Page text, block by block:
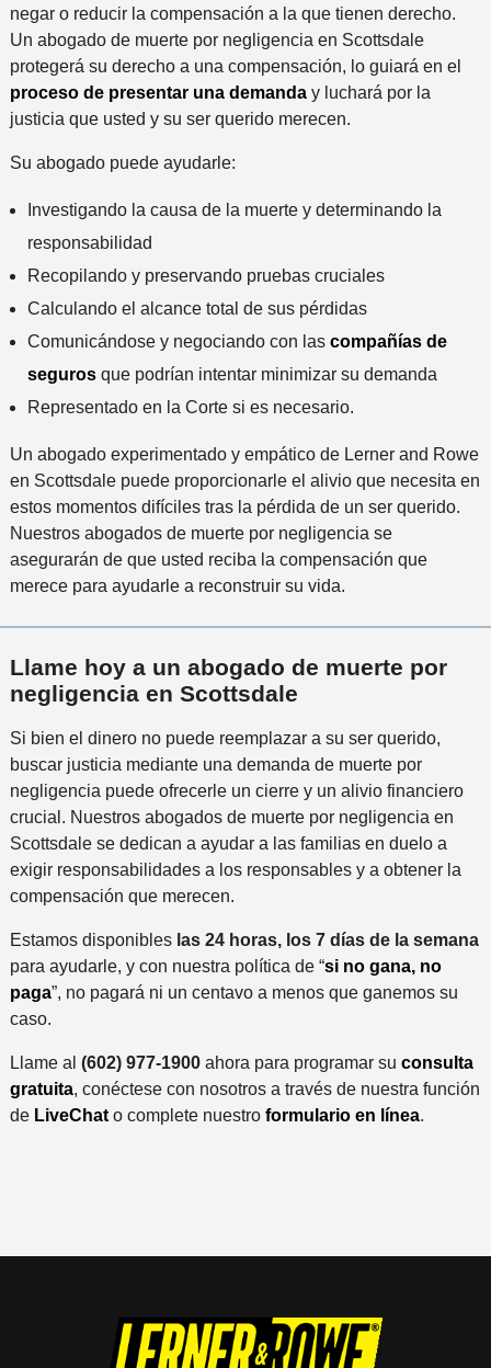
negar o reducir la compensación a la que tienen derecho.
Un abogado de muerte por negligencia en Scottsdale
protegerá su derecho a una compensación, lo guiará en el
proceso de presentar una demanday luchará por la
justicia que usted y su ser querido merecen.
Su abogado puede ayudarle:
Investigando la causa de la muerte y determinando la
responsabilidad
Recopilando y preservando pruebas cruciales
Calculando el alcance total de sus pérdidas
Comunicándose y negociando con las compañías de
segurosque podrían intentar minimizar su demanda
Representado en la Corte si es necesario.
Un abogado experimentado y empático de Lerner and Rowe
en Scottsdale puede proporcionarle el alivio que necesita en
estos momentos difíciles tras la pérdida de un ser querido.
Nuestros abogados de muerte por negligencia se
asegurarán de que usted reciba la compensación que
merece para ayudarle a reconstruir su vida.
Llame hoy a un abogado de muerte por
negligencia en Scottsdale
Si bien el dinero no puede reemplazar a su ser querido,
buscar justicia mediante una demanda de muerte por
negligencia puede ofrecerle un cierre y un alivio financiero
crucial. Nuestros abogados de muerte por negligencia en
Scottsdale se dedican a ayudar a las familias en duelo a
exigir responsabilidades a los responsables y a obtener la
compensación que merecen.
Estamos disponibleslas 24 horas, los 7 días de la semana
para ayudarle, y con nuestra política de “si no gana, no
paga”, no pagará ni un centavo a menos que ganemos su
caso.
Llame al (602) 977-1900ahora para programar su consulta
gratuita, conéctese con nosotros a través de nuestra función
de LiveChato complete nuestro formulario en línea.